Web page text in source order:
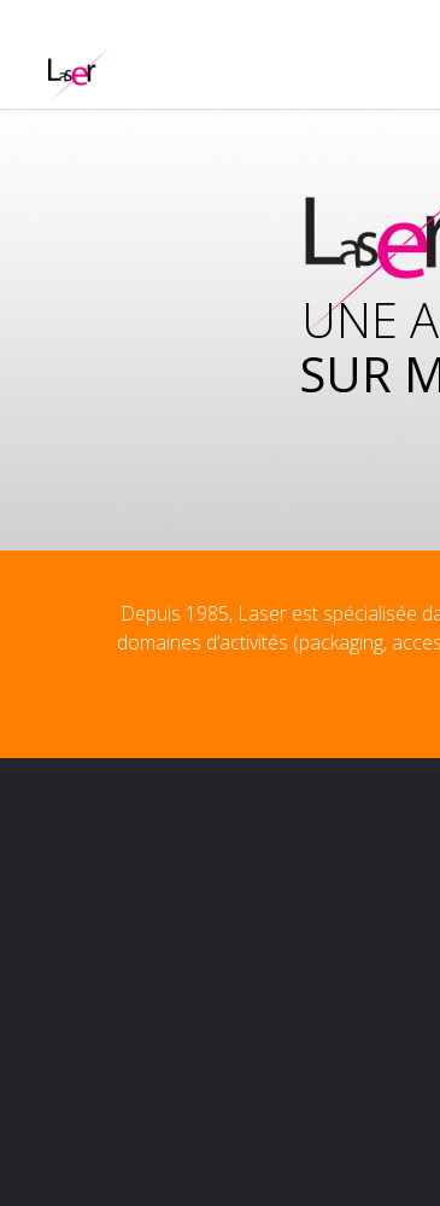
SUR
UNE
Depuis 1985, Laser est spécialisée
domaines d’activités (packaging,